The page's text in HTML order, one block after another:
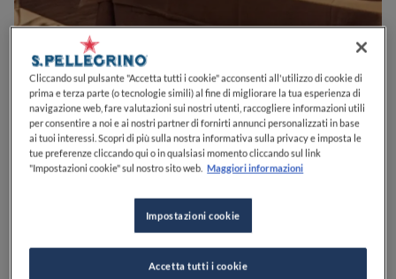
0 0 0 0 0
Piazza della Dogana, 339100BolzanoBZItalia
Cliccando sul pulsante "Accetta tutti i cookie" acconsenti all'utilizzo di cookie di
prima e terza parte (o tecnologie simili) al fine di migliorare la tua esperienza di
navigazione web, fare valutazioni sui nostri utenti, raccogliere informazioni utili
per consentire a noi e ai nostri partner di fornirti annunci personalizzati in base
ai tuoi interessi. Scopri di più sulla nostra informativa sulla privacy e imposta le
tue preferenze cliccando qui o in qualsiasi momento cliccando sul link
"Impostazioni cookie" sul nostro sito web. Maggiori informazioni
Impostazioni cookie
Accetta tutti i cookie